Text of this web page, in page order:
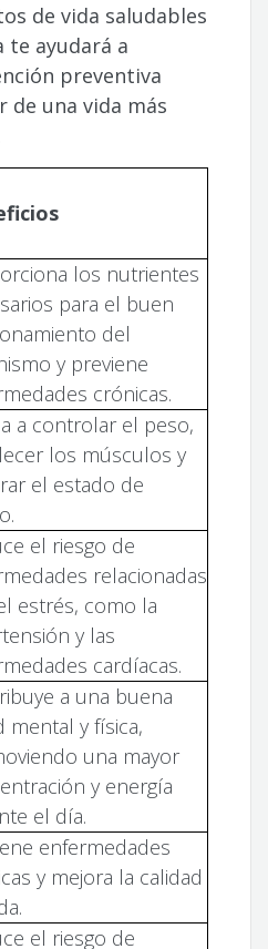
de vida saludables
ayudará a
preventiva
de una vida más
los nutrientes
para el buen
del
y previene
crónicas.
a controlar el peso,
los músculos y
el estado de
el riesgo de
relacionadas
estrés, como la
y las
cardíacas.
a una buena
mental y física,
una mayor
y energía
el día.
enfermedades
y mejora la calidad
el riesgo de